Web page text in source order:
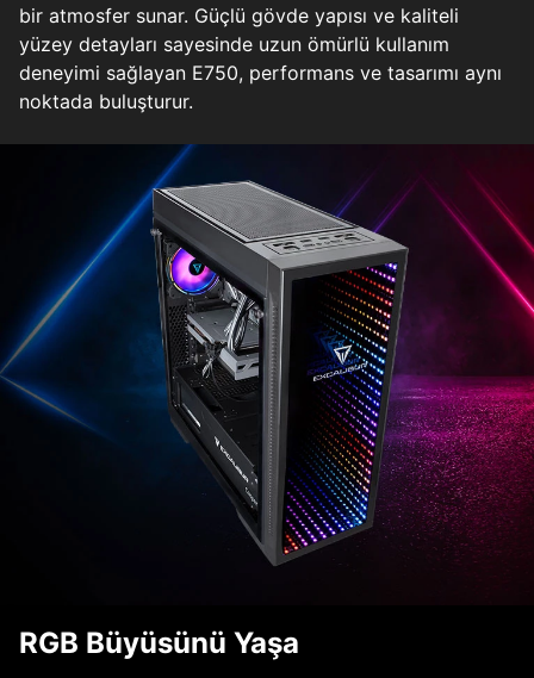
bir atmosfer sunar. Güçlü gövde yapısı ve kaliteli
yüzey detayları sayesinde uzun ömürlü kullanım
deneyimi sağlayan E750, performans ve tasarımı aynı
noktada buluşturur.
RGB Büyüsünü Yaşa